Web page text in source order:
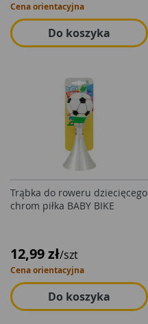
Cena orientacyjna
Do koszyka
Trąbka do roweru dziecięcego
chrom piłka BABY BIKE
12,99 zł/szt
Cena orientacyjna
Do koszyka